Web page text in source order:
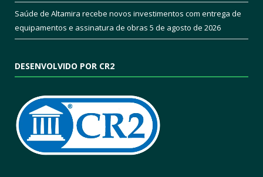
Saúde de Altamira recebe novos investimentos com entrega de
equipamentos e assinatura de obras 5 de agosto de 2026
DESENVOLVIDO POR CR2